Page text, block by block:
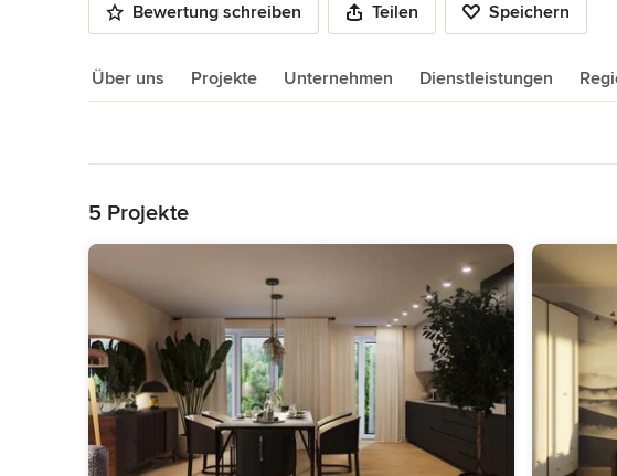
Bewertung schreiben Teilen Speichern
Über uns Projekte Unternehmen Dienstleistungen
5 Projekte